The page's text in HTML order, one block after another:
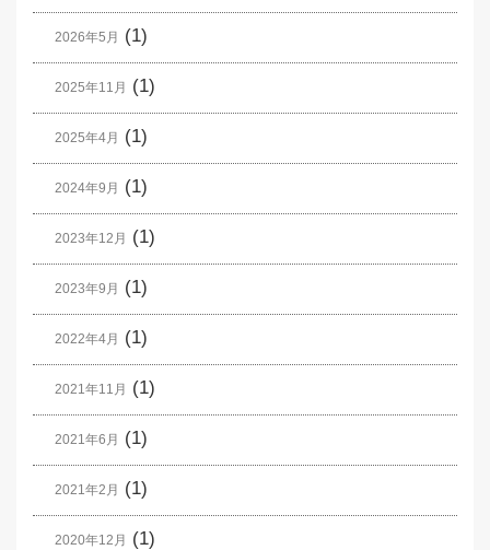
2026年5月 (1)
2025年11月 (1)
2025年4月 (1)
2024年9月 (1)
2023年12月 (1)
2023年9月 (1)
2022年4月 (1)
2021年11月 (1)
2021年6月 (1)
2021年2月 (1)
2020年12月 (1)